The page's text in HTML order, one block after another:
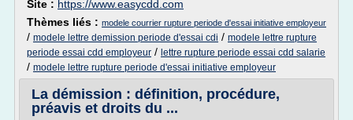
Site : https://www.easycdd.com
Thèmes liés : modele courrier rupture periode d'essai initiative employeur
/ modele lettre demission periode d'essai cdi / modele lettre rupture
periode essai cdd employeur / lettre rupture periode essai cdd salarie
/ modele lettre rupture periode d'essai initiative employeur
La démission : définition, procédure,
préavis et droits du ...